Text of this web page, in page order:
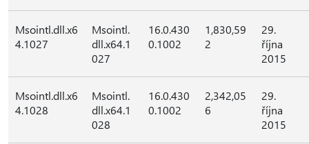
Msointl.dll.x6
4.1027
Msointl.
dll.x64.1
027
16.0.430
0.1002
1,830,59
2
29.
října
2015
Msointl.dll.x6
4.1028
Msointl.
dll.x64.1
028
16.0.430
0.1002
2,342,05
6
29.
října
2015